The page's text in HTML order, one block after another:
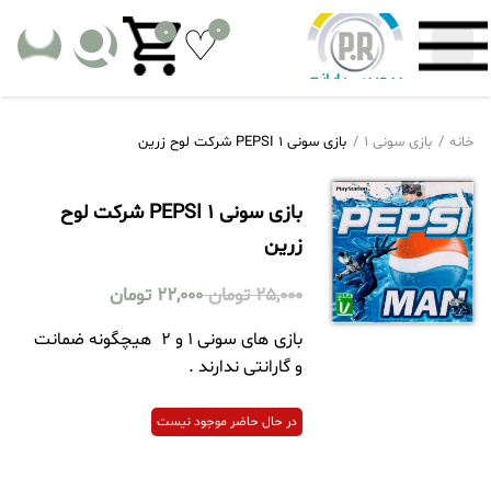
0
0
خانه بازی سونی 1 بازی سونی 1 PEPSI شرکت لوح زرین
بازی سونی 1 PEPSI شرکت لوح
زرین
25,000 تومان 22,000 تومان
بازی های سونی 1 و 2 هیچگونه ضمانت
و گارانتی ندارند .
در حال حاضر موجود نیست